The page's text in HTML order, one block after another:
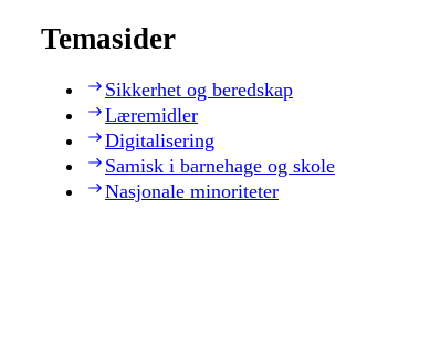
Temasider
Sikkerhet og beredskap
Læremidler
Digitalisering
Samisk i barnehage og skole
Nasjonale minoriteter